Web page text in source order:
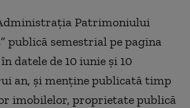
Patrimoniului
publică semestrial pe pagina
datele de 10 iunie și 10
an, şi menține publicată timp
imobilelor, proprietate publică